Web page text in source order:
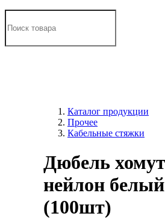
Каталог продукции
Прочее
Кабельные стяжки
Дюбель
нейлон белый
(100шт)